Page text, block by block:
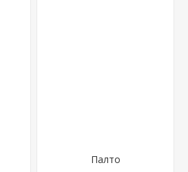
Палто